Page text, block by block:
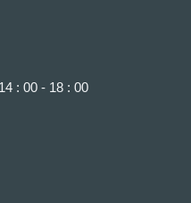
00 - 18 : 00